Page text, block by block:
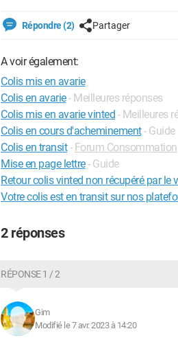
Répondre (2) Partager
A voir également:
Colis mis en avarie
Colis en avarie- Meilleures réponses
Colis mis en avarie vinted - Meilleures
Colis en cours d'acheminement- Guide
Colis en transit - Forum Consommation
Mise en page lettre- Guide
Retour colis vinted non récupéré par le
Votre colis est en transit sur nos
2 réponses
RÉPONSE 1 / 2
Gim
Modifié le 7 avr. 2023 à 14:20